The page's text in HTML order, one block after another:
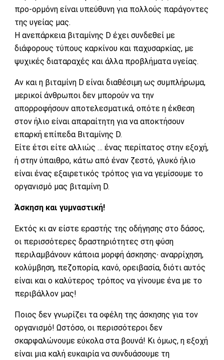
προ-ορμόνη είναι υπεύθυνη για πολλούς παράγοντες
της υγείας μας.
Η ανεπάρκεια βιταμίνης D έχει συνδεθεί με
διάφορους τύπους καρκίνου και παχυσαρκίας, με
ψυχικές διαταραχές και άλλα προβλήματα υγείας.
Αν και η βιταμίνη D είναι διαθέσιμη ως συμπλήρωμα,
μερικοί άνθρωποι δεν μπορούν να την
απορροφήσουν αποτελεσματικά, οπότε η έκθεση
στον ήλιο είναι απαραίτητη για να αποκτήσουν
επαρκή επίπεδα Βιταμίνης D.
Είτε έτσι είτε αλλιώς … ένας περίπατος στην εξοχή,
ή στην ύπαιθρο, κάτω από έναν ζεστό, γλυκό ήλιο
είναι ένας εξαιρετικός τρόπος για να γεμίσουμε το
οργανισμό μας βιταμίνη D.
Άσκηση και γυμναστική!
Εκτός κι αν είστε εραστής της οδήγησης στο δάσος,
οι περισσότερες δραστηριότητες στη φύση
περιλαμβάνουν κάποια μορφή άσκησης∙ αναρρίχηση,
κολύμβηση, πεζοπορία, κανό, ορειβασία, διότι αυτός
είναι και ο καλύτερος τρόπος να γίνουμε ένα με το
περιβάλλον μας!
Ποιος δεν γνωρίζει τα οφέλη της άσκησης για τον
οργανισμό! Ωστόσο, οι περισσότεροι δεν
σκαρφαλώνουμε εύκολα στα βουνά! Κι όμως, η εξοχή
είναι μια καλή ευκαιρία να συνδυάσουμε τη